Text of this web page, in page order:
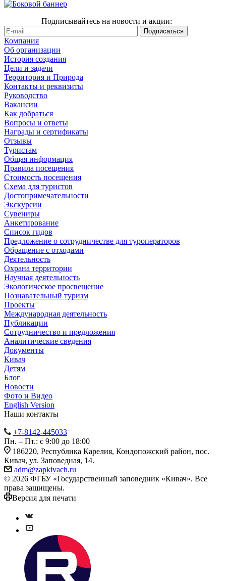
Подписывайтесь на новости и акции:
Компания
Об организации
История создания
Цели и задачи
Территория и Природа
Контакты и реквизиты
Руководство
Вакансии
Как добраться
Вопросы и ответы
Награды и сертификаты
Отзывы
Туристам
Общая информация
Правила посещения
Стоимость посещения
Схема для туристов
Достопримечательности
Экскурсии
Сувениры
Анкетирование
Список гидов
Предложение о сотрудничестве для туроператоров
Обращение с отходами
Деятельность
Охрана территории
Научная деятельность
Экологическое просвещение
Познавательный туризм
Проекты
Международная деятельность
Публикации
Сотрудничество и предложения
Аналитические сведения
Документы
Кивач
Детям
Блог
Новости
Фото и Видео
English Version
Наши контакты
+7-8142-445033
Пн. – Пт.: с 9:00 до 18:00
186220, Республика Карелия, Кондопожский район, пос.
Кивач, ул. Заповедная, 14.
adm@zapkivach.ru
© 2026 ФГБУ «Государственный заповедник «Кивач». Все
права защищены.
Версия для печати